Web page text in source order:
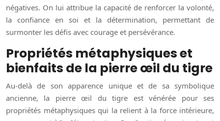
négatives. On lui attribue la capacité de renforcer la volonté,
la confiance en soi et la détermination, permettant de
surmonter les défis avec courage et persévérance.
Propriétés métaphysiques et
bienfaits de la pierre œil du tigre
Au-delà de son apparence unique et de sa symbolique
ancienne, la pierre œil du tigre est vénérée pour ses
propriétés métaphysiques qui la relient à la force intérieure,